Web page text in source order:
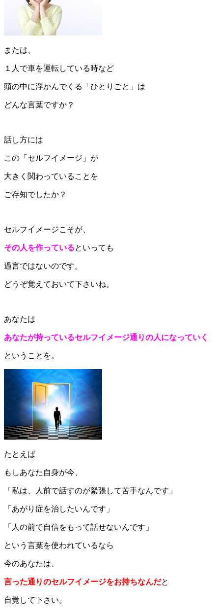
または、
１人で車を運転している時など
頭の中に浮かんでくる「ひとりごと」は
どんな言葉ですか？
話し方には
この「セルフイメージ」が
大きく関わっていることを
ご存知でしたか？
セルフイメージこそが、
その人を作っているといっても
過言ではないのです。
どうぞ覚えておいて下さいね。
あなたは
あなたが持っているセルフイメージ通りの人になっていく
ということを。
たとえば
もしあなた自身が今、
「私は、人前で話すのが緊張して苦手なんです」
「あがり症を治したいんです」
「人の前で自信をもって話せないんです」
という言葉を使われているなら
今のあなたは、
言った通りのセルフイメージをお持ちなんだと
自覚して下さい。